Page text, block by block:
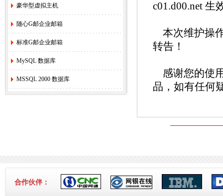
2.
关于《全面实行域名实名制》的紧急通
4.香港独享服务器69硬件升级通知！
3-24]
5.香港服务器机房线路升级维护通知
11-27]
豪华型虚拟主机
随心G邮企业邮箱
标准G邮企业邮箱
MySQL 数据库
MSSQL 2000 数据库
c01.d00.net 生
本次维护操
转告！
感谢您的使
品，如有任何
合作伙伴：